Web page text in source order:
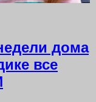
дома
все